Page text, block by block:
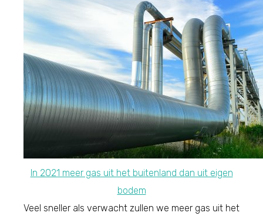
In 2021 meer gas uit het buitenland dan uit eigen
bodem
Veel sneller als verwacht zullen we meer gas uit het